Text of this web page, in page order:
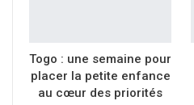
Togo : une semaine pour
placer la petite enfance
au cœur des priorités